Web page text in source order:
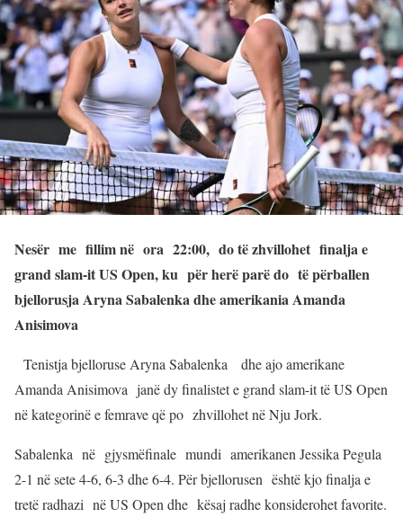
Nesër me fillim në ora 22:00, do të zhvillohet finalja e
grand slam-it US Open, ku për herë parë do të përballen
bjellorusja Aryna Sabalenka dhe amerikania Amanda
Anisimova
Tenistja bjelloruse Aryna Sabalenka dhe ajo amerikane
Amanda Anisimova janë dy finalistet e grand slam-it të US Open
në kategorinë e femrave që po zhvillohet në Nju Jork.
Sabalenka në gjysmëfinale mundi amerikanen Jessika Pegula
2-1 në sete 4-6, 6-3 dhe 6-4. Për bjellorusen është kjo finalja e
tretë radhazi në US Open dhe kësaj radhe konsiderohet favorite.